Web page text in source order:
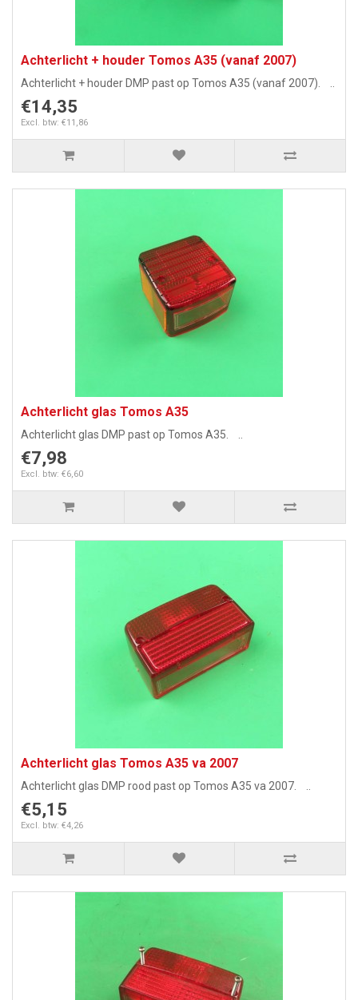
Achterlicht + houder Tomos A35 (vanaf 2007)
Achterlicht + houder DMP past op Tomos A35 (vanaf 2007). ..
€14,35
Excl. btw: €11,86
Achterlicht glas Tomos A35
Achterlicht glas DMP past op Tomos A35. ..
€7,98
Excl. btw: €6,60
Achterlicht glas Tomos A35 va 2007
Achterlicht glas DMP rood past op Tomos A35 va 2007. ..
€5,15
Excl. btw: €4,26